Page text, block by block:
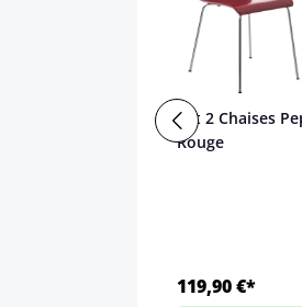
Set 2 Chaises
Rouge
119,90 €*